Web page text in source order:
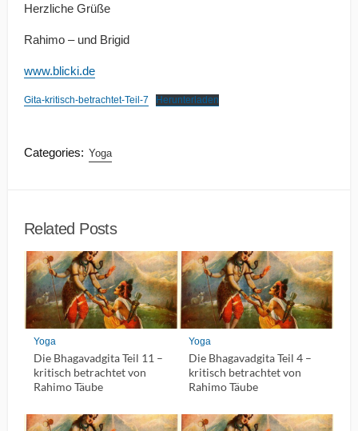
Herzliche Grüße
Rahimo – und Brigid
www.blicki.de
Gita-kritisch-betrachtet-Teil-7 Herunterladen
Categories: Yoga
Related Posts
Yoga
Die Bhagavadgita Teil 11 –
kritisch betrachtet von
Rahimo Täube
Yoga
Die Bhagavadgita Teil 4 –
kritisch betrachtet von
Rahimo Täube